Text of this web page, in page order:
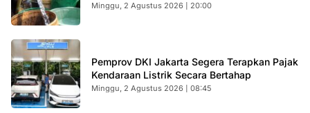
Minggu, 2 Agustus 2026 | 20:00
Pemprov DKI Jakarta Segera Terapkan Pajak
Kendaraan Listrik Secara Bertahap
Minggu, 2 Agustus 2026 | 08:45